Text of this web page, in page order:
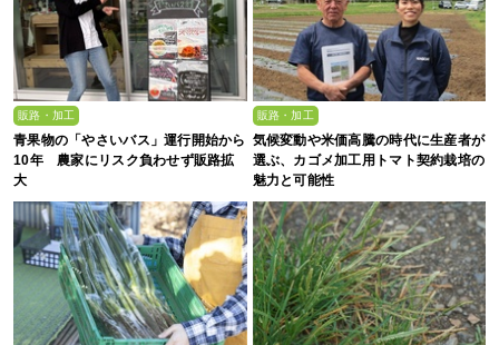
販路・加工
青果物の「やさいバス」運行開始から
10年 農家にリスク負わせず販路拡
大
販路・加工
気候変動や米価高騰の時代に生産者が
選ぶ、カゴメ加工用トマト契約栽培の
魅力と可能性